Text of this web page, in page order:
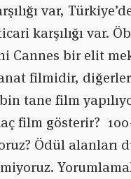
var,
karşılığı var.
Cannes bir elit
filmidir,
tane film
film gösterir?
Ödül alanları